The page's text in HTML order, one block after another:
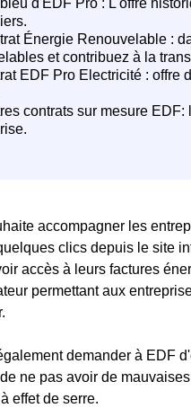
accompagner les
clics depuis le site
accès à leurs factures
permettant aux
demander à EDF
ne pas avoir de
effet de serre.